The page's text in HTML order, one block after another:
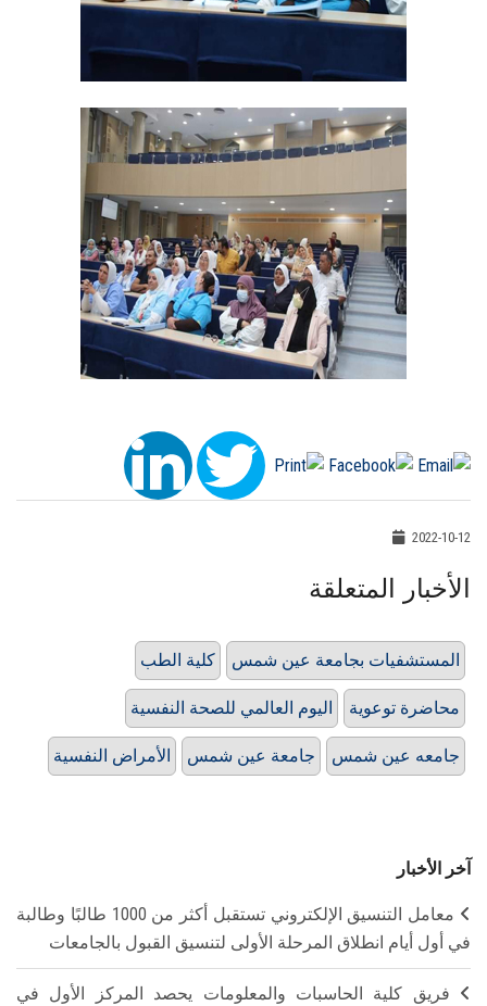
2022-10-12
الأخبار المتعلقة
كلية الطب المستشفيات بجامعة عين شمس
اليوم العالمي للصحة النفسية محاضرة توعوية
الأمراض النفسية جامعة عين شمس جامعه عين شمس
آخر الأخبار
معامل التنسيق الإلكتروني تستقبل أكثر من 1000 طالبًا وطالبة
في أول أيام انطلاق المرحلة الأولى لتنسيق القبول بالجامعات
فريق كلية الحاسبات والمعلومات يحصد المركز الأول في